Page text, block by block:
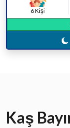
6 Kişi
Kaş